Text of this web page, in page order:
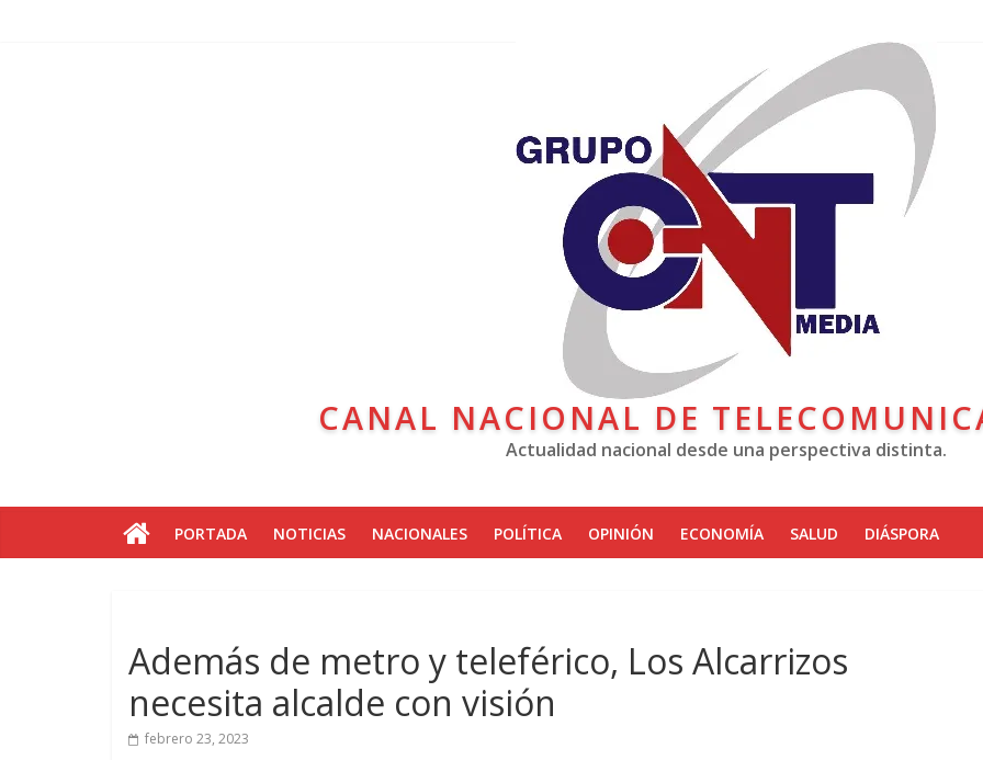
CANAL NACIONAL DE
Actualidad nacional desde una perspectiva distinta.
PORTADA NOTICIAS NACIONALES POLÍTICA OPINIÓN ECONOMÍA SALUD DIÁSPORA
Además de metro y teleférico, Los Alcarrizos
necesita alcalde con visión
febrero 23, 2023